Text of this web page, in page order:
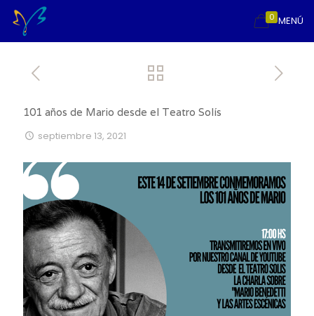
MENÚ
0
101 años de Mario desde el Teatro Solís
septiembre 13, 2021